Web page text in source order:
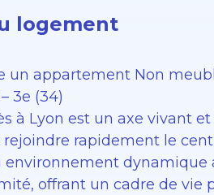
logement
un appartement Non
3e (34)
à Lyon est un axe vivant
rapidement le
environnement
offrant un cadre de vie